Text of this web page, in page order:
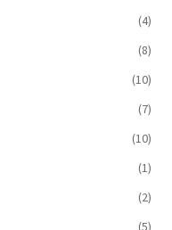
(4)
(8)
(10)
(7)
(10)
(1)
(2)
(5)